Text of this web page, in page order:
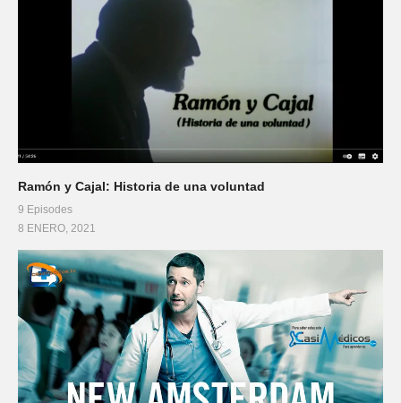
Ramón y Cajal: Historia de una voluntad
9 Episodes
8 ENERO, 2021